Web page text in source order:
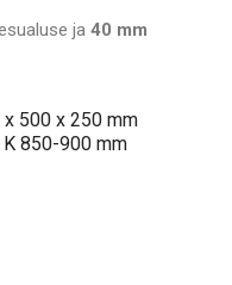
ja 40 mm
x 500 x 250 mm
850-900 mm